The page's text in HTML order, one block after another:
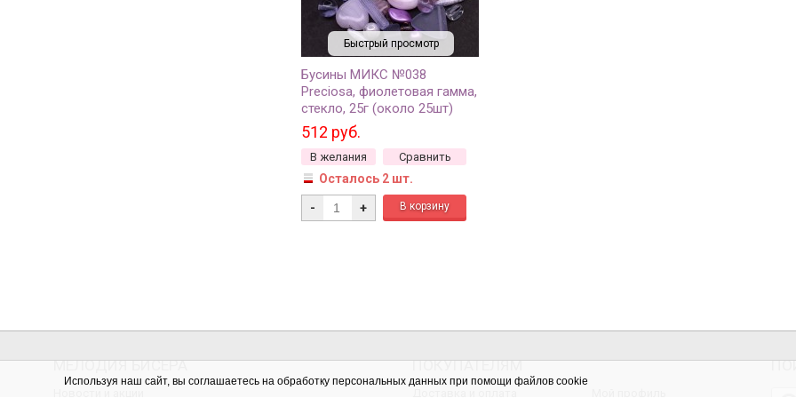
Используя наш сайт, вы соглашаетесь на обработку персональных данных при помощи файлов cookie
Быстрый просмотр
Бусины МИКС №038
Preciosa, фиолетовая гамма,
стекло, 25г (около 25шт)
512 руб.
В желания Сравнить
Осталось 2 шт.
- +
МЕЛОДИЯ БИСЕРА ПОКУПАТЕЛЯМ